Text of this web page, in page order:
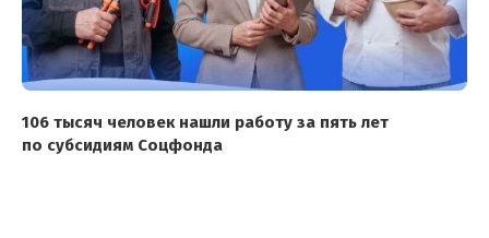
106 тысяч человек нашли работу за пять лет
по субсидиям Соцфонда